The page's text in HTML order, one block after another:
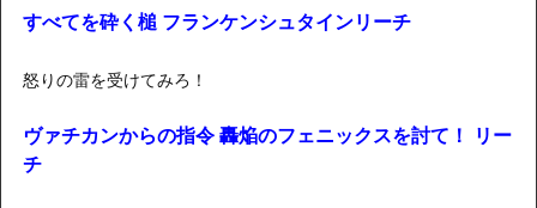
すべてを砕く槌 フランケンシュタインリーチ
怒りの雷を受けてみろ！
ヴァチカンからの指令 轟焔のフェニックスを討て！ リー
チ